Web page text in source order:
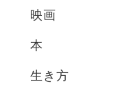
映画
本
生き方